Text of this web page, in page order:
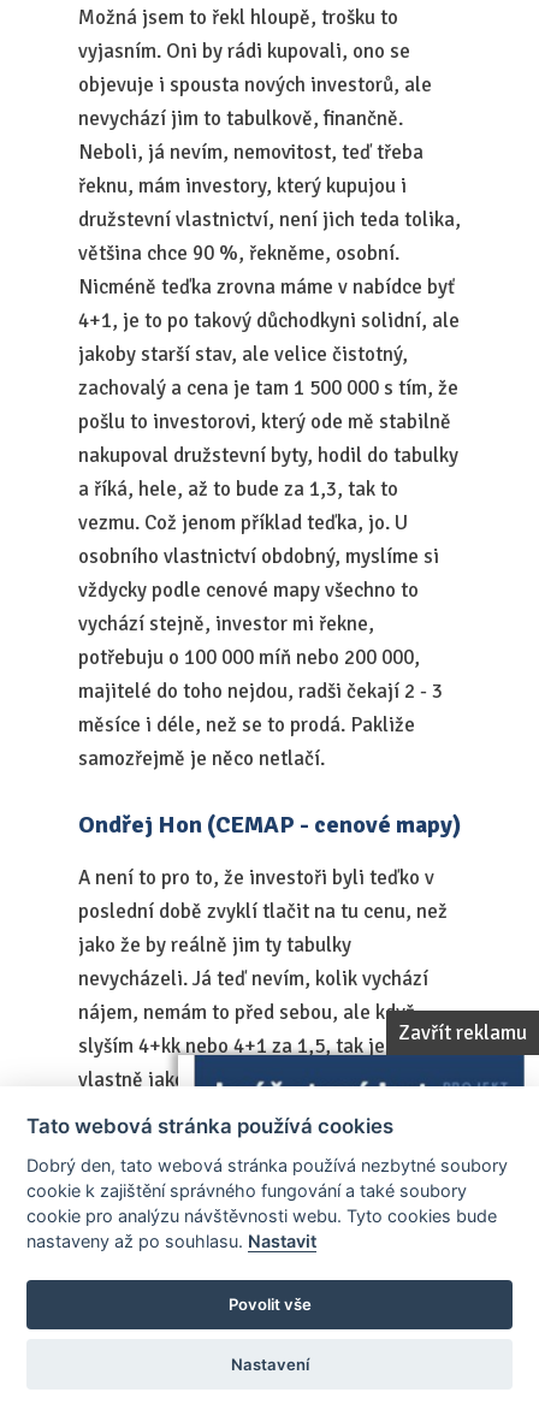
Zavřít reklamu
Možná jsem to řekl hloupě, trošku to
vyjasním. Oni by rádi kupovali, ono se
objevuje i spousta nových investorů, ale
nevychází jim to tabulkově, finančně.
Neboli, já nevím, nemovitost, teď třeba
řeknu, mám investory, který kupujou i
družstevní vlastnictví, není jich teda tolika,
většina chce 90 %, řekněme, osobní.
Nicméně teďka zrovna máme v nabídce byť
4+1, je to po takový důchodkyni solidní, ale
jakoby starší stav, ale velice čistotný,
zachovalý a cena je tam 1 500 000 s tím, že
pošlu to investorovi, který ode mě stabilně
nakupoval družstevní byty, hodil do tabulky
a říká, hele, až to bude za 1,3, tak to
vezmu. Což jenom příklad teďka, jo. U
osobního vlastnictví obdobný, myslíme si
vždycky podle cenové mapy všechno to
vychází stejně, investor mi řekne,
potřebuju o 100 000 míň nebo 200 000,
majitelé do toho nejdou, radši čekají 2 - 3
měsíce i déle, než se to prodá. Pakliže
samozřejmě je něco netlačí.
Ondřej Hon (CEMAP - cenové mapy)
A není to pro to, že investoři byli teďko v
poslední době zvyklí tlačit na tu cenu, než
jako že by reálně jim ty tabulky
nevycházeli. Já teď nevím, kolik vychází
nájem, nemám to před sebou, ale když
slyším 4+kk nebo 4+1 za 1,5, tak je to
vlastně jako oproti republikovému průměru
jako výrazně nízká cena.
Pavel Jíra (realitní makléř, MAPA
reality)
jsou to samozřejmě takový ty ostřílený
investoři, ty to vědí, ty tlačí vždycky, kdyby
to bylo zadarmo, tak jdou dolů. Ale jsou i
Tato webová stránka používá cookies
Dobrý den, tato webová stránka používá nezbytné soubory
cookie k zajištění správného fungování a také soubory
cookie pro analýzu návštěvnosti webu. Tyto cookies bude
nastaveny až po souhlasu. Nastavit
Povolit vše
Nastavení